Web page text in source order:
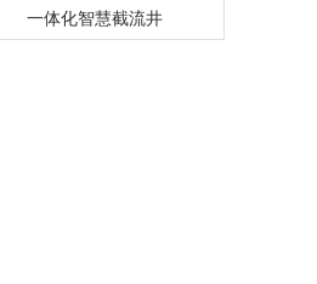
一体化智慧截流井